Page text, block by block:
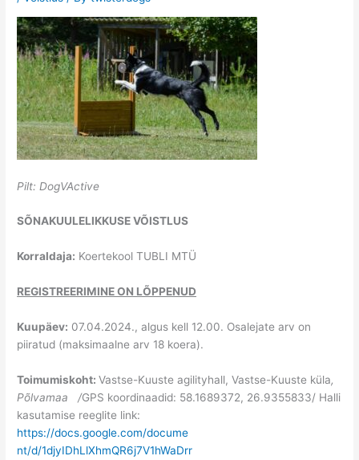
Pilt: DogVActive
SÕNAKUULELIKKUSE VÕISTLUS
Korraldaja: Koertekool TUBLI MTÜ
REGISTREERIMINE ON LÕPPENUD
Kuupäev: 07.04.2024., algus kell 12.00. Osalejate arv on
piiratud (maksimaalne arv 18 koera).
Toimumiskoht:Vastse-Kuuste agilityhall, Vastse-Kuuste küla,
Põlvamaa /GPS koordinaadid: 58.1689372, 26.9355833/ Halli
kasutamise reeglite link:
https://docs.google.com/docume
nt/d/1djyIDhLlXhmQR6j7V1hWaDrr